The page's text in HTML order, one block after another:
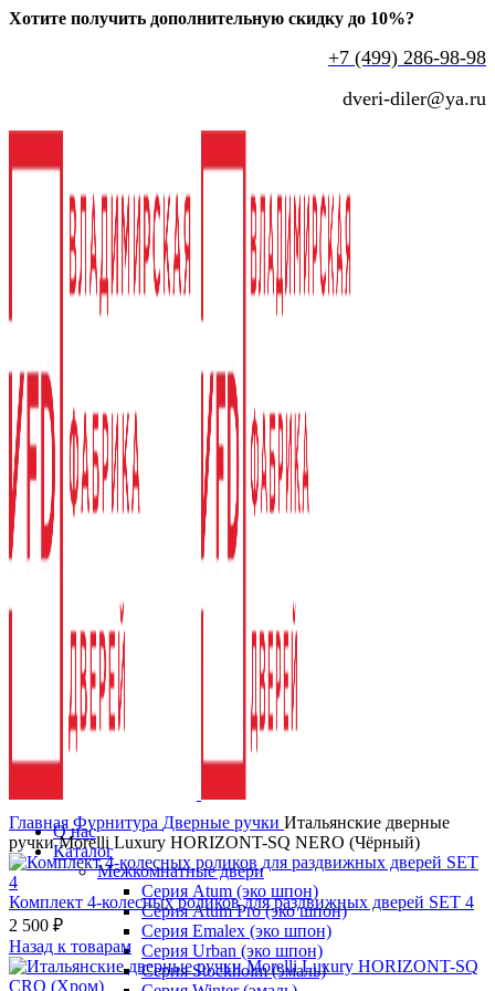
Хотите получить дополнительную скидку до 10%?
+7 (499) 286-98-98
dveri-diler@ya.ru
О нас
Каталог
Межкомнатные двери
Серия Atum (эко шпон)
Серия Atum Pro (эко шпон)
Серия Emalex (эко шпон)
Серия Urban (эко шпон)
Серия Stockholm (эмаль)
Нажмите, чтобы увеличить
Главная Фурнитура Дверные ручки Итальянские дверные
ручки Morelli Luxury HORIZONT-SQ NERO (Чёрный)
Комплект 4-колесных роликов для раздвижных дверей SET 4
2 500 ₽
Назад к товарам